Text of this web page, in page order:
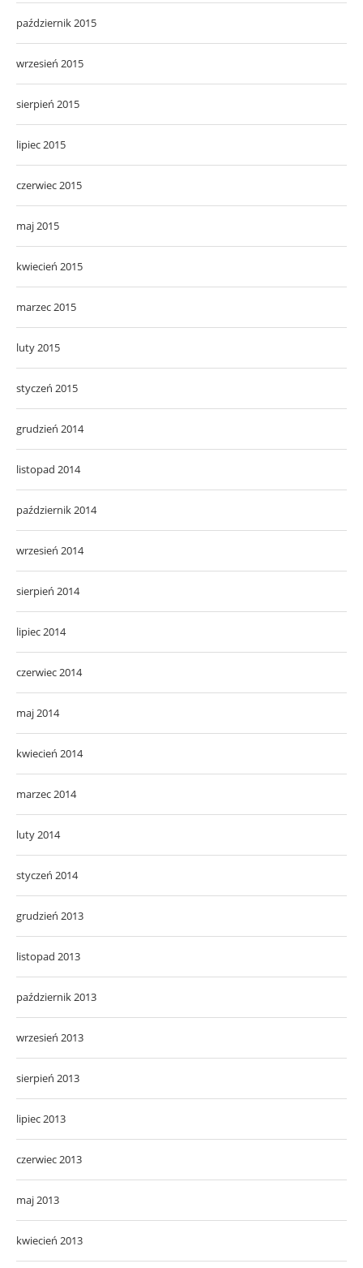
październik 2015
wrzesień 2015
sierpień 2015
lipiec 2015
czerwiec 2015
maj 2015
kwiecień 2015
marzec 2015
luty 2015
styczeń 2015
grudzień 2014
listopad 2014
październik 2014
wrzesień 2014
sierpień 2014
lipiec 2014
czerwiec 2014
maj 2014
kwiecień 2014
marzec 2014
luty 2014
styczeń 2014
grudzień 2013
listopad 2013
październik 2013
wrzesień 2013
sierpień 2013
lipiec 2013
czerwiec 2013
maj 2013
kwiecień 2013